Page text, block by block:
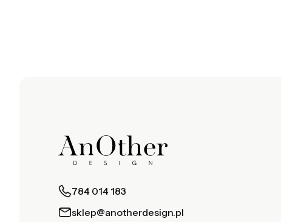
784 014 183
sklep@anotherdesign.pl